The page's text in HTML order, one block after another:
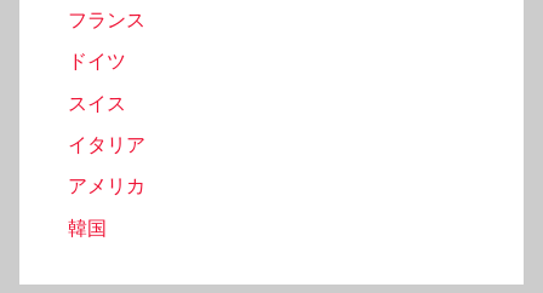
フランス
ドイツ
スイス
イタリア
アメリカ
韓国